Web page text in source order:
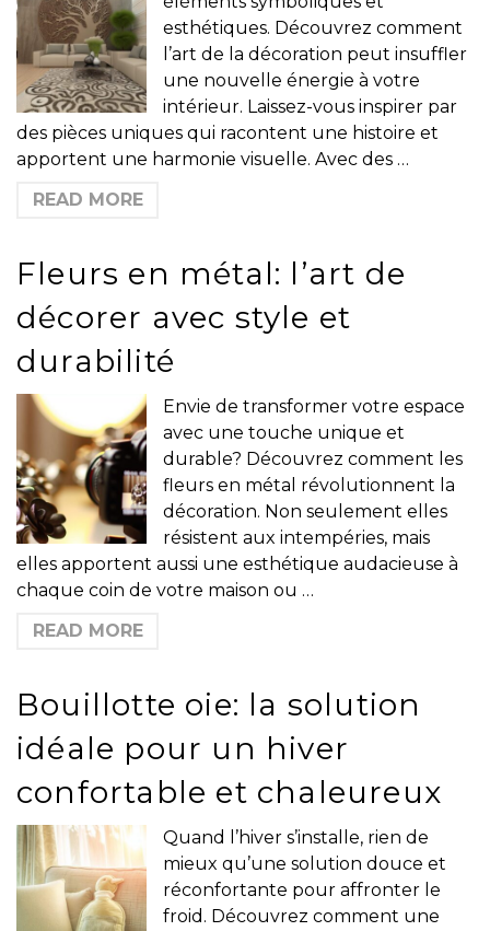
esthétiques. Découvrez comment
l’art de la décoration peut insuffler
une nouvelle énergie à votre
intérieur. Laissez-vous inspirer par
des pièces uniques qui racontent une histoire et
apportent une harmonie visuelle. Avec des …
READ MORE
Fleurs en métal: l’art de
décorer avec style et
durabilité
Envie de transformer votre espace
avec une touche unique et
durable? Découvrez comment les
fleurs en métal révolutionnent la
décoration. Non seulement elles
résistent aux intempéries, mais
elles apportent aussi une esthétique audacieuse à
chaque coin de votre maison ou …
READ MORE
Bouillotte oie: la solution
idéale pour un hiver
confortable et chaleureux
Quand l’hiver s’installe, rien de
mieux qu’une solution douce et
réconfortante pour affronter le
froid. Découvrez comment une